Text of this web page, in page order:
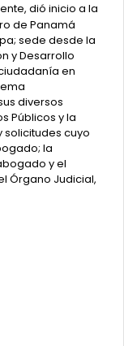
dió inicio a la
de Panamá
sede desde la
y Desarrollo
en
diversos
Públicos y la
solicitudes cuyo
la
y el
Órgano Judicial,